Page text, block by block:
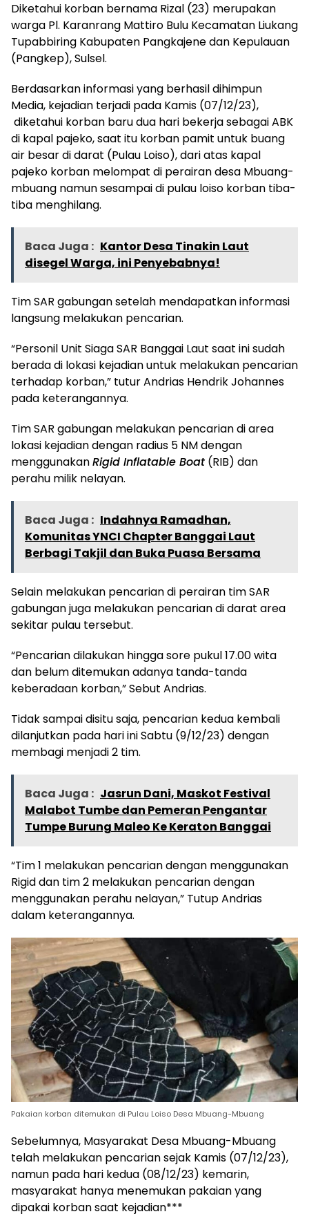
Diketahui korban bernama Rizal (23) merupakan
warga Pl. Karanrang Mattiro Bulu Kecamatan Liukang
Tupabbiring Kabupaten Pangkajene dan Kepulauan
(Pangkep), Sulsel.
Berdasarkan informasi yang berhasil dihimpun
Media, kejadian terjadi pada Kamis (07/12/23),
diketahui korban baru dua hari bekerja sebagai ABK
di kapal pajeko, saat itu korban pamit untuk buang
air besar di darat (Pulau Loiso), dari atas kapal
pajeko korban melompat di perairan desa Mbuang-
mbuang namun sesampai di pulau loiso korban tiba-
tiba menghilang.
Baca Juga : Kantor Desa Tinakin Laut
disegel Warga, ini Penyebabnya!
Tim SAR gabungan setelah mendapatkan informasi
langsung melakukan pencarian.
“Personil Unit Siaga SAR Banggai Laut saat ini sudah
berada di lokasi kejadian untuk melakukan pencarian
terhadap korban,” tutur Andrias Hendrik Johannes
pada keterangannya.
Tim SAR gabungan melakukan pencarian di area
lokasi kejadian dengan radius 5 NM dengan
menggunakanRigid Inflatable Boat(RIB) dan
perahu milik nelayan.
Baca Juga : Indahnya Ramadhan,
Komunitas YNCI Chapter Banggai Laut
Berbagi Takjil dan Buka Puasa Bersama
Selain melakukan pencarian di perairan tim SAR
gabungan juga melakukan pencarian di darat area
sekitar pulau tersebut.
“Pencarian dilakukan hingga sore pukul 17.00 wita
dan belum ditemukan adanya tanda-tanda
keberadaan korban,” Sebut Andrias.
Tidak sampai disitu saja, pencarian kedua kembali
dilanjutkan pada hari ini Sabtu (9/12/23) dengan
membagi menjadi 2 tim.
Baca Juga : Jasrun Dani, Maskot Festival
Malabot Tumbe dan Pemeran Pengantar
Tumpe Burung Maleo Ke Keraton Banggai
“Tim 1 melakukan pencarian dengan menggunakan
Rigid dan tim 2 melakukan pencarian dengan
menggunakan perahu nelayan,” Tutup Andrias
dalam keterangannya.
Pakaian korban ditemukan di Pulau Loiso Desa Mbuang-Mbuang
Sebelumnya, Masyarakat Desa Mbuang-Mbuang
telah melakukan pencarian sejak Kamis (07/12/23),
namun pada hari kedua (08/12/23) kemarin,
masyarakat hanya menemukan pakaian yang
dipakai korban saat kejadian***